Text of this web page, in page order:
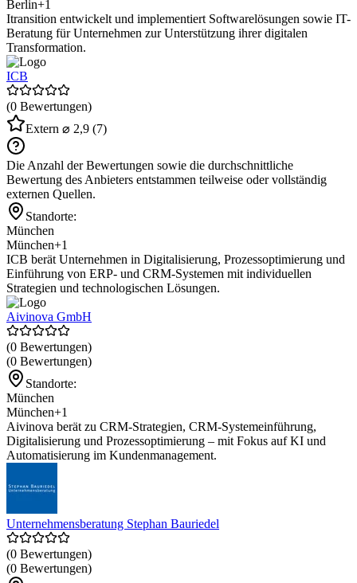
Berlin+1
Itransition entwickelt und implementiert Softwarelösungen sowie IT-
Beratung für Unternehmen zur Unterstützung ihrer digitalen
Transformation.
ICB
(0 Bewertungen)
Extern ⌀ 2,9 (7)
Die Anzahl der Bewertungen sowie die durchschnittliche
Bewertung des Anbieters entstammen teilweise oder vollständig
externen Quellen.
Standorte:
München
München+1
ICB berät Unternehmen in Digitalisierung, Prozessoptimierung und
Einführung von ERP- und CRM-Systemen mit individuellen
Strategien und technologischen Lösungen.
Aivinova GmbH
(0 Bewertungen)
(0 Bewertungen)
Standorte:
München
München+1
Aivinova berät zu CRM-Strategien, CRM-Systemeinführung,
Digitalisierung und Prozessoptimierung – mit Fokus auf KI und
Automatisierung im Kundenmanagement.
Unternehmensberatung Stephan Bauriedel
(0 Bewertungen)
(0 Bewertungen)